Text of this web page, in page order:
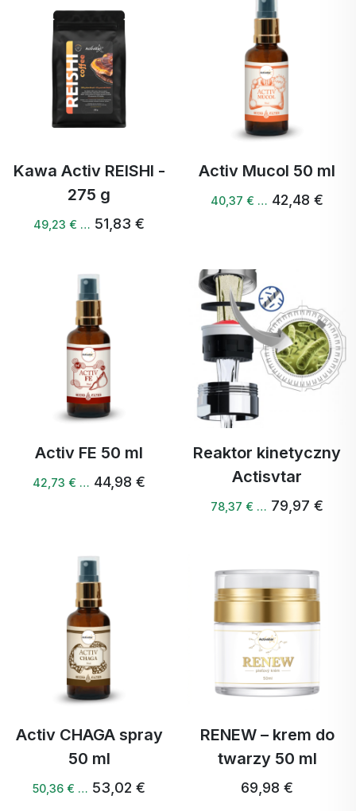
Kawa Activ REISHI -
275 g
49,23 € … 51,83 €
Activ Mucol 50 ml
40,37 € … 42,48 €
Activ FE 50 ml
42,73 € … 44,98 €
Reaktor kinetyczny
Actisvtar
78,37 € … 79,97 €
Activ CHAGA spray
50 ml
50,36 € … 53,02 €
RENEW – krem do
twarzy 50 ml
69,98 €